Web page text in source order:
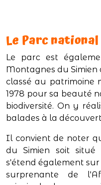
Le Parc
Le parc est
Montagnes du Simien
classé au patrimoine
1978 pour sa beauté
biodiversité. On y
balades à la
Il convient de noter
du Simien soit
s'étend également
surprenante de l'